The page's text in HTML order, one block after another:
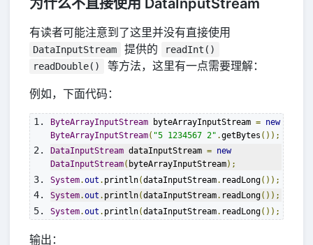
为什么不直接使用 DataInputStream
有读者可能注意到了这里并没有直接使用
DataInputStream 提供的
readInt()
readDouble()
等方法，这里有一点需要理解：
例如，下面代码：
ByteArrayInputStream byteArrayInputStream = new
ByteArrayInputStream( "5 1234567 2" .getBytes ());
DataInputStream dataInputStream = new
DataInputStream( byteArrayInputStream);
System.out . println(dataInputStream. readLong());
System.out . println(dataInputStream. readLong());
System.out . println(dataInputStream. readLong());
输出：